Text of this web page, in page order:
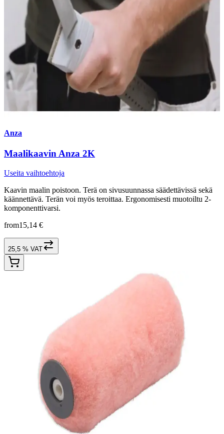
Anza
Maalikaavin Anza 2K
Useita vaihtoehtoja
Kaavin maalin poistoon. Terä on sivusuunnassa säädettävissä sekä
käännettävä. Terän voi myös teroittaa. Ergonomisesti muotoiltu 2-
komponenttivarsi.
from15,14 €
25,5 % VAT